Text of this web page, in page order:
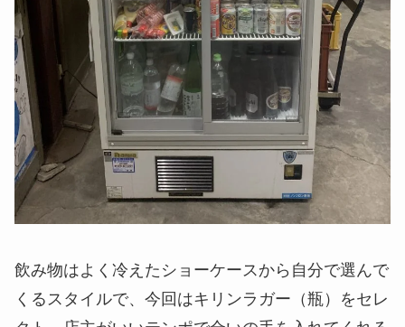
飲み物はよく冷えたショーケースから自分で選んで
くるスタイルで、今回はキリンラガー（瓶）をセレ